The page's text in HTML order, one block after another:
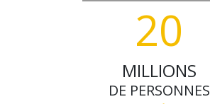
20
MILLIONS
DE PERSONNES